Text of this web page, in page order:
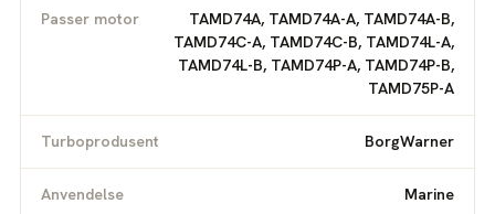
Passer motor
TAMD74A, TAMD74A-A, TAMD74A-B,
TAMD74C-A, TAMD74C-B, TAMD74L-A,
TAMD74L-B, TAMD74P-A, TAMD74P-B,
TAMD75P-A
Turboprodusent BorgWarner
Anvendelse Marine